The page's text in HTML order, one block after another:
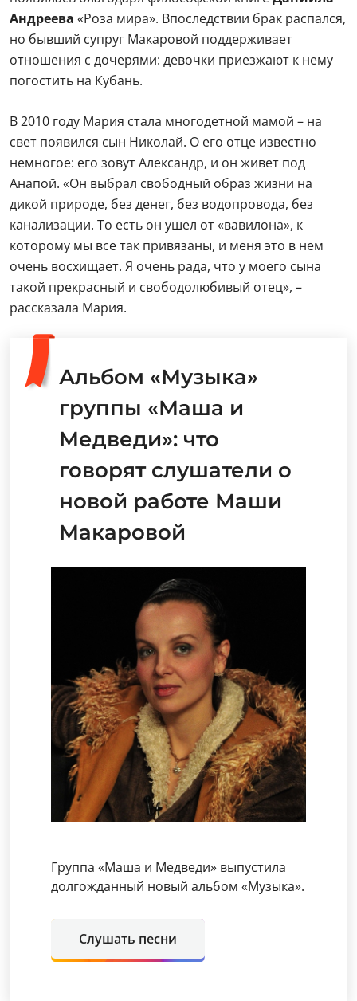
Андреева «Роза мира». Впоследствии брак распался,
но бывший супруг Макаровой поддерживает
отношения с дочерями: девочки приезжают к нему
погостить на Кубань.
В 2010 году Мария стала многодетной мамой – на
свет появился сын Николай. О его отце известно
немногое: его зовут Александр, и он живет под
Анапой. «Он выбрал свободный образ жизни на
дикой природе, без денег, без водопровода, без
канализации. То есть он ушел от «вавилона», к
которому мы все так привязаны, и меня это в нем
очень восхищает. Я очень рада, что у моего сына
такой прекрасный и свободолюбивый отец», –
рассказала Мария.
Альбом «Музыка»
группы «Маша и
Медведи»: что
говорят слушатели о
новой работе Маши
Макаровой
Группа «Маша и Медведи» выпустила
долгожданный новый альбом «Музыка».
Слушать песни